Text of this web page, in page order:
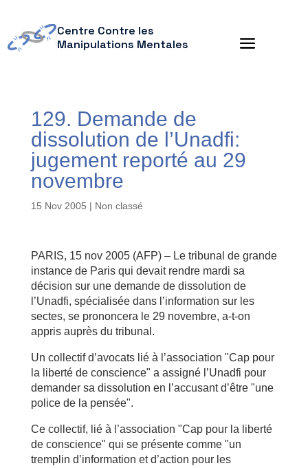
Centre Contre les
Manipulations Mentales
129. Demande de
dissolution de l’Unadfi:
jugement reporté au 29
novembre
15 Nov 2005 | Non classé
PARIS, 15 nov 2005 (AFP) – Le tribunal de grande
instance de Paris qui devait rendre mardi sa
décision sur une demande de dissolution de
l’Unadfi, spécialisée dans l’information sur les
sectes, se prononcera le 29 novembre, a-t-on
appris auprès du tribunal.
Un collectif d’avocats lié à l’association "Cap pour
la liberté de conscience" a assigné l’Unadfi pour
demander sa dissolution en l’accusant d’être "une
police de la pensée".
Ce collectif, lié à l’association "Cap pour la liberté
de conscience" qui se présente comme "un
tremplin d’information et d’action pour les